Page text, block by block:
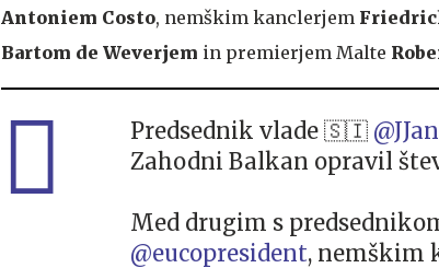
Antoniem Costo, nemškim kanclerjem
Bartom de Weverjem in premierjem Malte
Predsednik vlade 🇸🇮
Zahodni Balkan opravil
Med drugim s
@eucopresident, nemškim